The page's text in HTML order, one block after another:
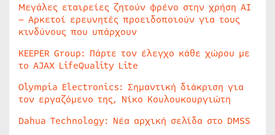
Μεγάλες εταιρείες ζητούν φρένο στην χρήση AI
– Αρκετοί ερευνητές προειδοποιούν για τους
κινδύνους που υπάρχουν
KEEPER Group: Πάρτε τον έλεγχο κάθε χώρου με
το AJAX LifeQuality Lite
Olympia Electronics: Σημαντική διάκριση για
τον εργαζόμενο της, Νίκο Κουλουκουργιώτη
Dahua Technology: Νέα αρχική σελίδα στο DMSS